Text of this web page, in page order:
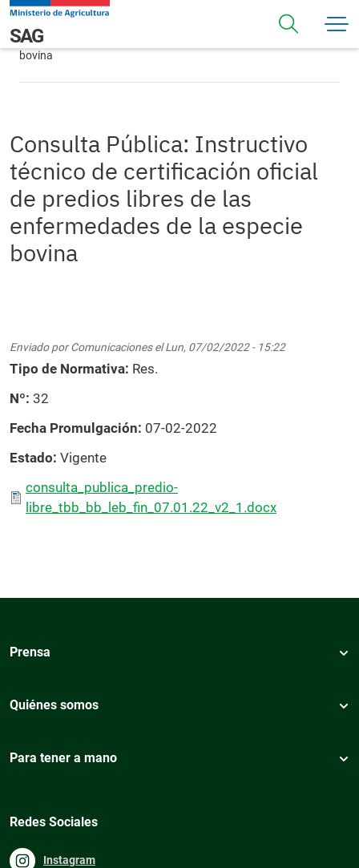
Pasar al contenido principal
Navegación principal
SAGConsulta Pública: Instructivo técnico de certificación
oficial de predios libres de las enfermedades de la especie
bovina
Consulta Pública: Instructivo
técnico de certificación oficial
de predios libres de las
enfermedades de la especie
bovina
Enviado porComunicacioneselLun, 07/02/2022 - 15:22
Tipo de Normativa Res.
Nº 32
Fecha Promulgación 07-02-2022
Estado Vigente
consulta_publica_predio-
libre_tbb_bb_leb_fin_07.01.22_v2_1.docx
Prensa
Quiénes somos
Para tener a mano
Redes Sociales
Instagram